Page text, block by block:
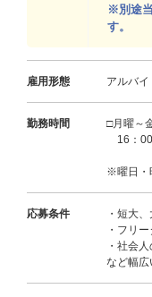
※別途
す。
雇用形態 アルバ
勤務時間
□月曜～
16：
※曜日・
応募条件
・短大
・フリ
・社会
など幅広